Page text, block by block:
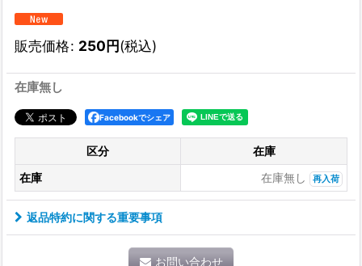
販売価格: 250円(税込)
在庫無し
Facebookでシェア
区分
在庫
在庫
在庫無し 再入荷
返品特約に関する重要事項
お問い合わせ